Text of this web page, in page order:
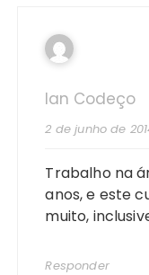
Ian Codeço
2 de junho de
Trabalho na
anos, e este
muito,
Responder